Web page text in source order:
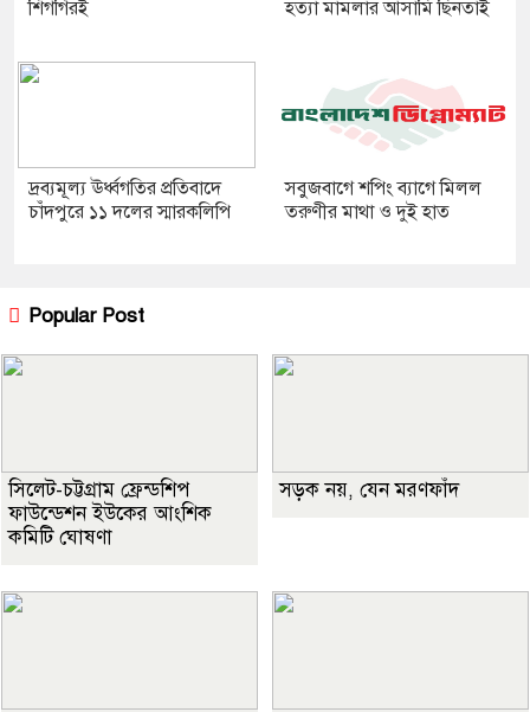
শিগগিরই হত্যা মামলার আসামি ছিনতাই
দ্রব্যমূল্য ঊর্ধ্বগতির প্রতিবাদে
চাঁদপুরে ১১ দলের স্মারকলিপি
সবুজবাগে শপিং ব্যাগে মিলল
তরুণীর মাথা ও দুই হাত
Popular Post
সিলেট-চট্টগ্রাম ফ্রেন্ডশিপ
ফাউন্ডেশন ইউকের আংশিক
কমিটি ঘোষণা
সড়ক নয়, যেন মরণফাঁদ